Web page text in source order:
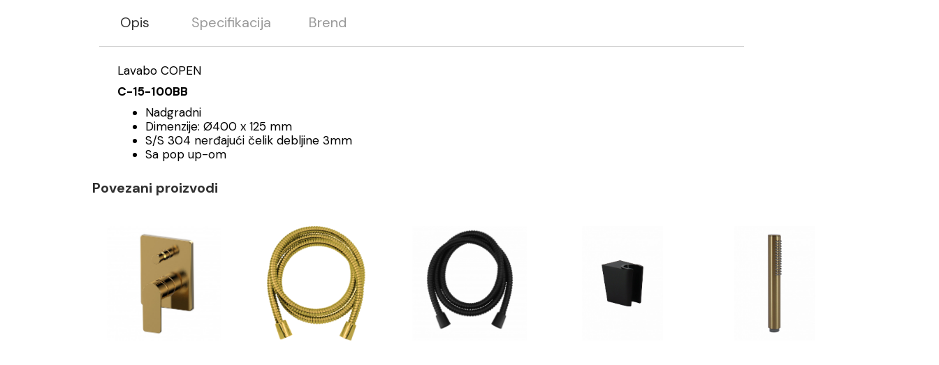
Opis Specifikacija Brend
Lavabo COPEN
C-15-100BB
Nadgradni
Dimenzije: Ø400 x 125 mm
S/S 304 nerđajući čelik debljine 3mm
Sa pop up-om
Povezani proizvodi